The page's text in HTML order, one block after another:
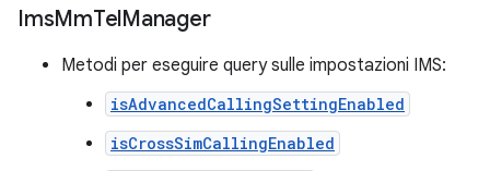
ImsMmTelManager
Metodi per eseguire query sulle impostazioni IMS:
isAdvancedCallingSettingEnabled
isCrossSimCallingEnabled